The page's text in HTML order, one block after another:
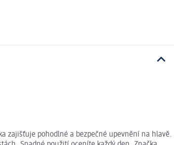
zajišťuje pohodlné a bezpečné upevnění na hlavě.